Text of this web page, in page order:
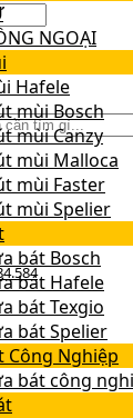
NGOẠI
Hafele
mùi Bosch
mùi Canzy
mùi Malloca
mùi Faster
mùi Spelier
bát Bosch
bát Hafele
bát Texgio
bát Spelier
Công Nghiệp
bát công